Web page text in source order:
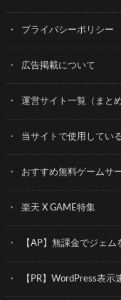
プライバシーポリシー
広告掲載について
運営サイト一覧（まと
当サイトで使用してい
おすすめ無料ゲームサ
楽天 X GAME特集
【AP】無課金でジェ
【PR】WordPress表